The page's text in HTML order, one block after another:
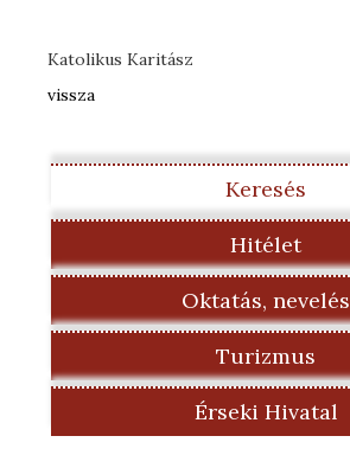
Katolikus Karitász
vissza
Keresés
Hitélet
Oktatás, nevelés
Turizmus
Érseki Hivatal